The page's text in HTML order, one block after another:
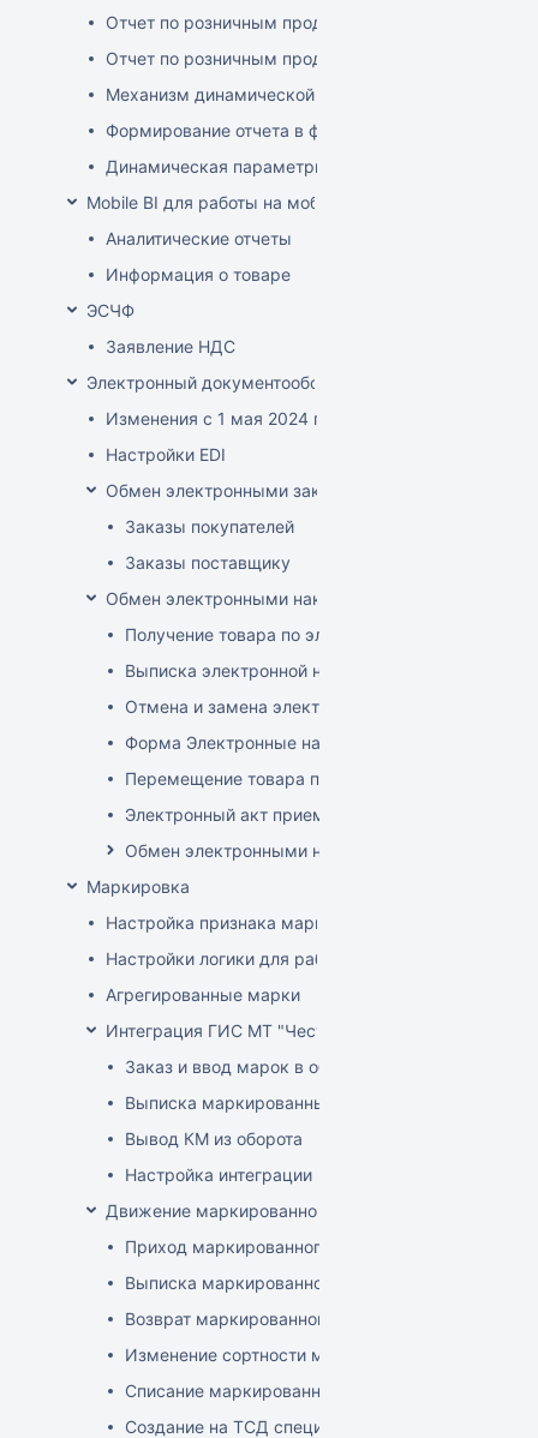
Отчет по розничным продажам с детализацией по
Отчет по розничным продажам с детализацией по
Механизм динамической фильтрации и
Формирование отчета в файле XLSX-формата
Динамическая параметризация отображаемых в
Mobile BI для работы на мобильных устройствах
Аналитические отчеты
Информация о товаре
ЭСЧФ
Заявление НДС
Электронный документооборот (РБ)
Изменения с 1 мая 2024 года
Настройки EDI
Обмен электронными заказами
Заказы покупателей
Заказы поставщику
Обмен электронными накладными
Получение товара по электронной накладной
Выписка электронной накладной
Отмена и замена электронной накладной
Форма Электронные накладные EDI
Перемещение товара по электронной накладной
Электронный акт приемки
Обмен электронными накладными с
Маркировка
Настройка признака маркировки для товаров
Настройки логики для работы с маркированным
Агрегированные марки
Интеграция ГИС МТ "Честный знак" (РФ)
Заказ и ввод марок в оборот
Выписка маркированных товаров
Вывод КМ из оборота
Настройка интеграции
Движение маркированного товара
Приход маркированного товара
Выписка маркированного товара
Возврат маркированного товара
Изменение сортности маркированного товара
Списание маркированного товара
Создание на ТСД спецификации документа с